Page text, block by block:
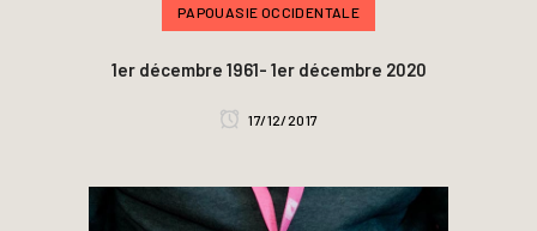
PAPOUASIE OCCIDENTALE
1er décembre 1961- 1er décembre 2020
17/12/2017